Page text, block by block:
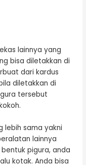
lainnya yang
bisa diletakkan di
dari kardus
diletakkan di
tersebut
lebih sama yakni
lainnya
pigura, anda
kotak. Anda bisa